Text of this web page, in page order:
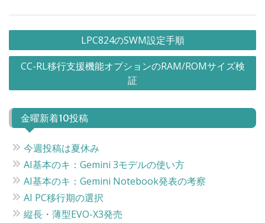
稿
ナ
ビ
ゲ
ー
シ
ョ
ン
LPC824のSWM設定手順
CC-RL移行支援機能オプションのRAM/ROMサイズ検
証
金曜新着10投稿
今週投稿は夏休み
AI基本のキ：Gemini 3モデルの使い方
AI基本のキ：Gemini Notebook発表の考察
AI PC移行期の選択
縦長・薄型EVO-X3発売